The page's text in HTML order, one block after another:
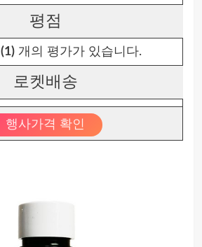
평점
(1) 개의 평가가 있습니다.
로켓배송
행사가격 확인